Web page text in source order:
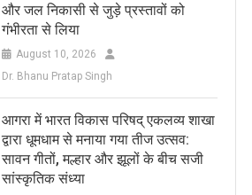
और जल निकासी से जुड़े प्रस्तावों को
गंभीरता से लिया
August 10, 2026
Dr. Bhanu Pratap Singh
आगरा में भारत विकास परिषद् एकलव्य शाखा
द्वारा धूमधाम से मनाया गया तीज उत्सव:
सावन गीतों, मल्हार और झूलों के बीच सजी
सांस्कृतिक संध्या